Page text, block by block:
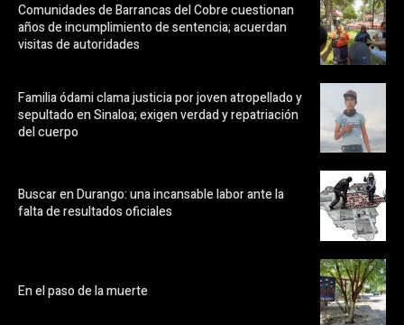
Comunidades de Barrancas del Cobre cuestionan
años de incumplimiento de sentencia; acuerdan
visitas de autoridades
Familia ódami clama justicia por joven atropellado y
sepultado en Sinaloa; exigen verdad y repatriación
del cuerpo
Buscar en Durango: una incansable labor ante la
falta de resultados oficiales
En el paso de la muerte